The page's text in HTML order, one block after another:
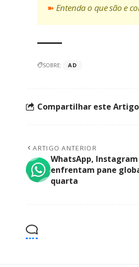
➽ Entenda o que são e
SOBRE: AD
Compartilhar este Artigo
ARTIGO ANTERIOR
WhatsApp, Instagram
enfrentam pane
quarta